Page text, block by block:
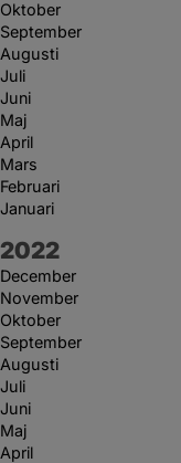
Oktober
September
Augusti
Juli
Juni
Maj
April
Mars
Februari
Januari
År:
2022
December
November
Oktober
September
Augusti
Juli
Juni
Maj
April